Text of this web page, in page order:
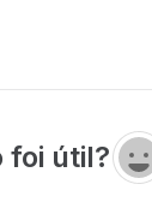
foi útil?